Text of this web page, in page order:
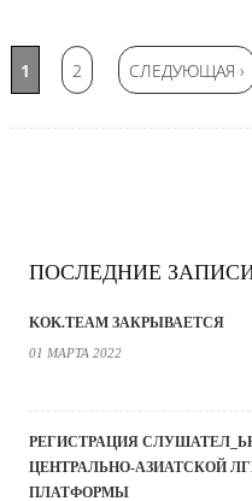
Страницы
1 2 СЛЕДУЮЩАЯ ›
ПОСЛЕДНИЕ
KOK.TEAM ЗАКРЫВАЕТСЯ
01 МАРТА 2022
РЕГИСТРАЦИЯ
ЦЕНТРАЛЬНО-АЗИАТСКОЙ
ПЛАТФОРМЫ